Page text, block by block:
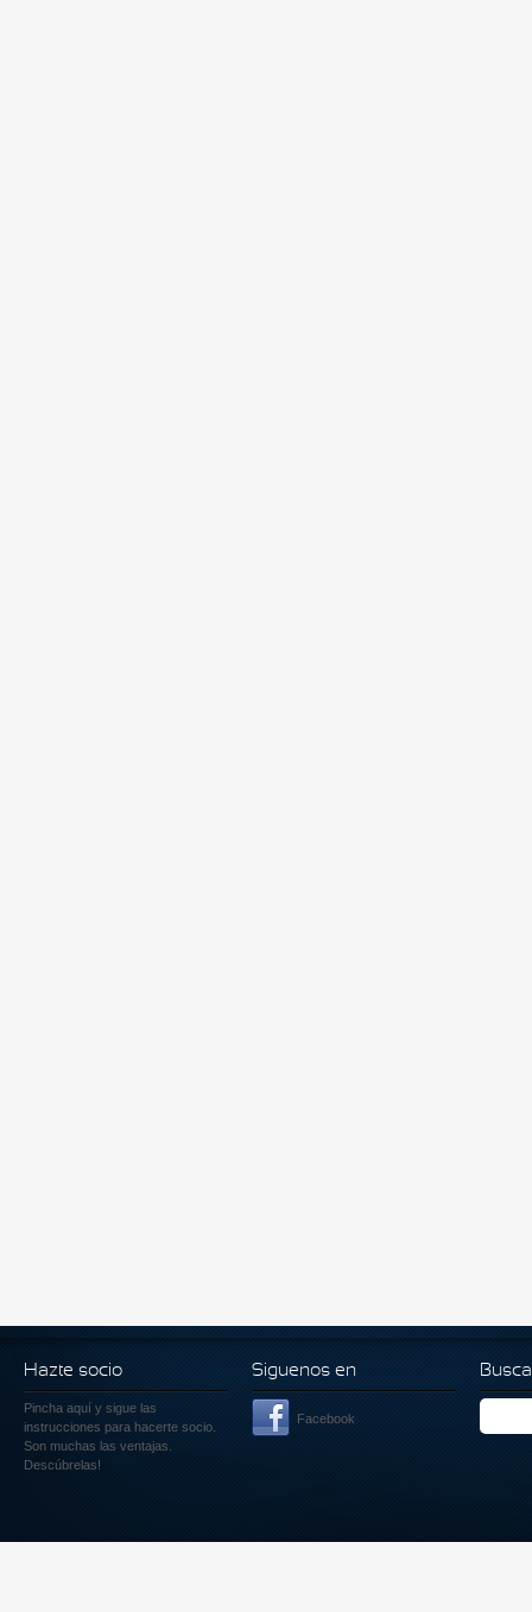
Hazte socio
Pincha aquí y sigue las
instrucciones para hacerte socio.
Son muchas las ventajas.
Descúbrelas!
Siguenos en
Facebook